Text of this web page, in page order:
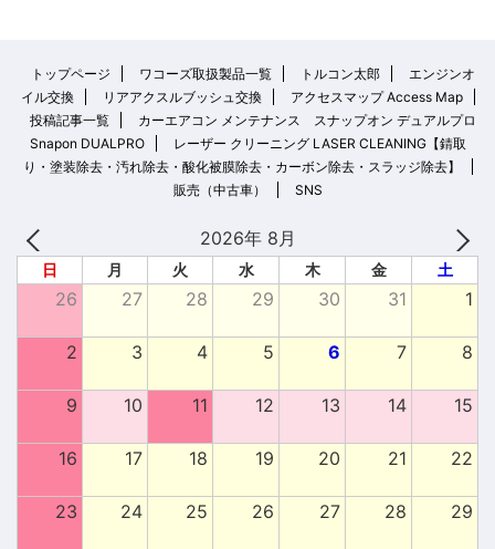
トップページ ワコーズ取扱製品一覧 トルコン太郎
エンジンオ
イル交換
リアアクスルブッシュ交換
アクセスマップ Access Map
投稿記事一覧
カーエアコン メンテナンス スナップオン デュアルプロ
Snapon DUALPRO
レーザー クリーニング LASER CLEANING【錆取
り・塗装除去・汚れ除去・酸化被膜除去・カーボン除去・スラッジ除去】
販売（中古車）
SNS
2026年 8月
日 月 火 水 木 金 土
26 27 28 29 30 31 1
2 3 4 5 6 7 8
9 10 11 12 13 14 15
16 17 18 19 20 21 22
23 24 25 26 27 28 29